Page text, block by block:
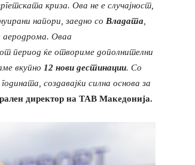
криза. Ова не е случајност,
напори, заедно со Владата
аеродрома. Оваа
период ќе отвориме дополнителни
вкупно 12 нови дестинации. Со
создавајќи силна основа за
директор на ТАВ Македонија.